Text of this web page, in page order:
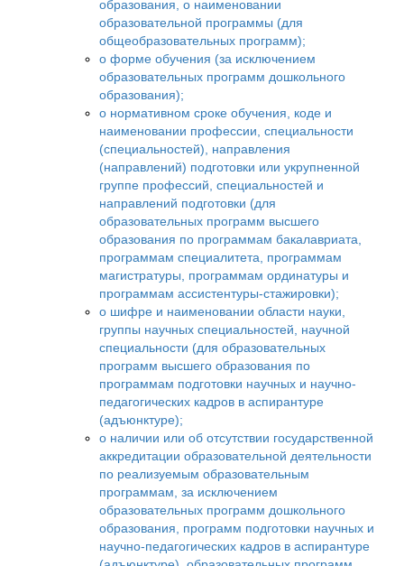
образования, о наименовании
образовательной программы (для
общеобразовательных программ);
о форме обучения (за исключением
образовательных программ дошкольного
образования);
о нормативном сроке обучения, коде и
наименовании профессии, специальности
(специальностей), направления
(направлений) подготовки или укрупненной
группе профессий, специальностей и
направлений подготовки (для
образовательных программ высшего
образования по программам бакалавриата,
программам специалитета, программам
магистратуры, программам ординатуры и
программам ассистентуры-стажировки);
о шифре и наименовании области науки,
группы научных специальностей, научной
специальности (для образовательных
программ высшего образования по
программам подготовки научных и научно-
педагогических кадров в аспирантуре
(адъюнктуре);
о наличии или об отсутствии государственной
аккредитации образовательной деятельности
по реализуемым образовательным
программам, за исключением
образовательных программ дошкольного
образования, программ подготовки научных и
научно-педагогических кадров в аспирантуре